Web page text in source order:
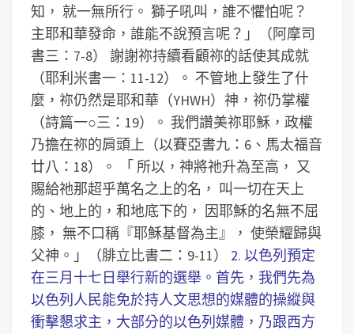
知， 就一無所行。 獅子吼叫，誰不懼怕呢？
主耶和華發命，誰能不說預言呢？」（阿摩司
書三：7-8）
謝謝祢持續看顧祢的話使其成就
（耶利米書一：11-12）。 不管地上發生了什
麼，祢仍然是耶和華（YHWH）神，祢仍掌權
（詩篇一○三：19）。 我們讚美祢耶穌，政權
乃擔在祢的肩頭上（以賽亞書九：6、馬太福音
廿八：18）。
「 所以，神將祂升為至高， 又
賜給祂那超乎萬名之上的名， 叫一切在天上
的、地上的，和地底下的， 因耶穌的名無不屈
膝， 無不口稱『耶穌基督為主』， 使榮耀歸與
父神。」（腓立比書二：9-11）
2. 以色列預定
在三月十七日舉行新的選舉。首先，我們先為
以色列人民能免於持人文思想的媒體的操縱與
衝擊懇求主，大部分的以色列媒體，乃跟西方